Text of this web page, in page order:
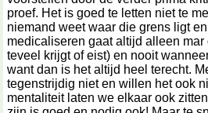
proef. Het is goed te letten niet te
niemand weet waar die grens ligt
medicaliseren gaat altijd alleen
teveel krijgt of eist) en nooit
want dan is het altijd heel terecht.
tegenstrijdig niet en willen het ook
mentaliteit laten we elkaar ook